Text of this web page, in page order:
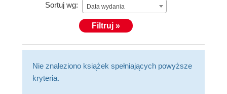
Sortuj wg: Data wydania
Filtruj »
Nie znaleziono książek spełniających powyższe
kryteria.